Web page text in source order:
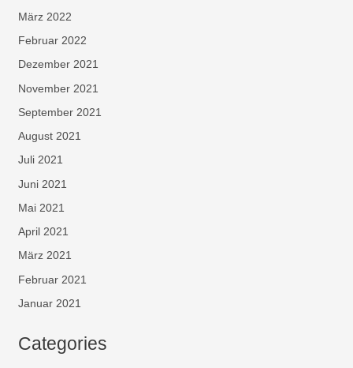
März 2022
Februar 2022
Dezember 2021
November 2021
September 2021
August 2021
Juli 2021
Juni 2021
Mai 2021
April 2021
März 2021
Februar 2021
Januar 2021
Categories